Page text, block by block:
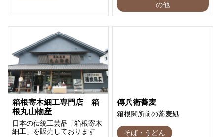
の他
箱根寄木細工専門店 箱
根丸山物産
日本の伝統工芸品「箱根寄木
細工」を販売しております
傳兵衛蕎麦
箱根関所前の蕎麦処
そば・うどん